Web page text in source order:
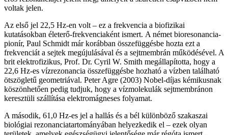
voltak jelen.
Az első jel 22,5 Hz-en volt – ez a frekvencia a biofizikai
kutatásokban életerő-frekvenciaként ismert. A német bioresonancia-
pionír, Paul Schmidt már korábban összefüggésbe hozta ezt a
frekvenciát a sejtek megújulásával és a sejtmembrán működésével. A
brit elektrofizikus, Prof. Dr. Cyril W. Smith megállapította, hogy a
22,6 Hz-es vízrezonancia összefüggésbe hozható a vízben található
ötszögletű geometriával. Peter Agre (2003) Nobel-díjas kémikusnak
köszönhetően pedig tudjuk, hogy a vízmolekulák sejtmembránon
keresztüli szállítása elektromágneses folyamat.
A második, 61,0 Hz-es jel a hallás és a bél különböző szakaszai
biológiai rezonanciatartományában helyezkedik el – ezek olyan